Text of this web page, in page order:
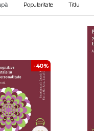
Popularitate Titlu
-40%